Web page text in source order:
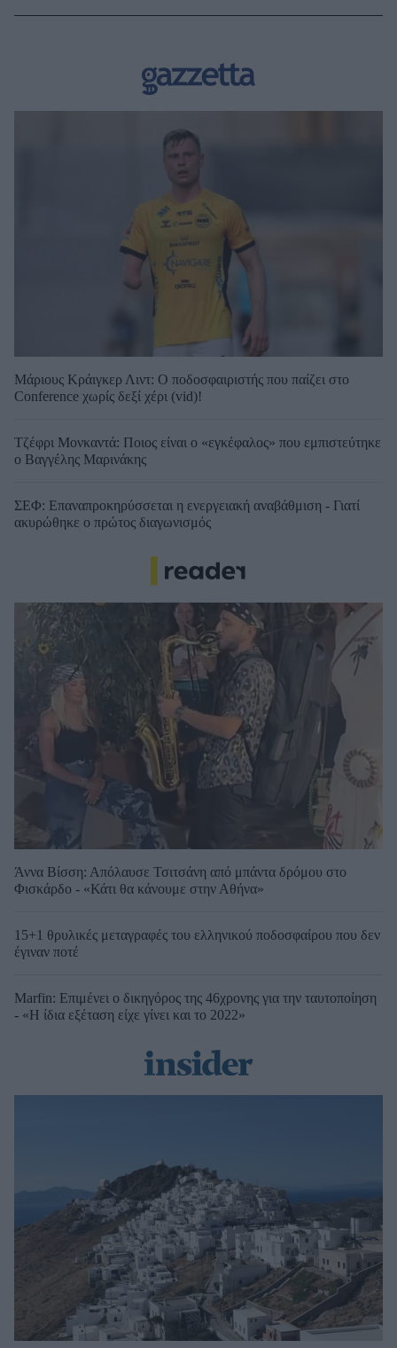
Μάριους Κράιγκερ Λιντ: Ο ποδοσφαιριστής που παίζει στο
Conference χωρίς δεξί χέρι (vid)!
Τζέφρι Μονκαντά: Ποιος είναι ο «εγκέφαλος» που εμπιστεύτηκε
ο Βαγγέλης Μαρινάκης
ΣΕΦ: Επαναπροκηρύσσεται η ενεργειακή αναβάθμιση - Γιατί
ακυρώθηκε ο πρώτος διαγωνισμός
Άννα Βίσση: Απόλαυσε Τσιτσάνη από μπάντα δρόμου στο
Φισκάρδο - «Κάτι θα κάνουμε στην Αθήνα»
15+1 θρυλικές μεταγραφές του ελληνικού ποδοσφαίρου που δεν
έγιναν ποτέ
Marfin: Επιμένει ο δικηγόρος της 46χρονης για την ταυτοποίηση
- «Η ίδια εξέταση είχε γίνει και το 2022»